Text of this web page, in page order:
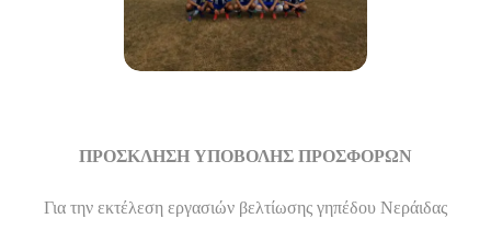
ΠΡΟΣΚΛΗΣΗ ΥΠΟΒΟΛΗΣ ΠΡΟΣΦΟΡΩΝ
Για την εκτέλεση εργασιών βελτίωσης γηπέδου Νεράιδας